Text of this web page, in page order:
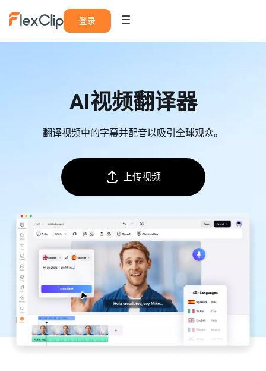
登录
AI视频翻译器
翻译视频中的字幕并配音以吸引全球观众。
上传视频